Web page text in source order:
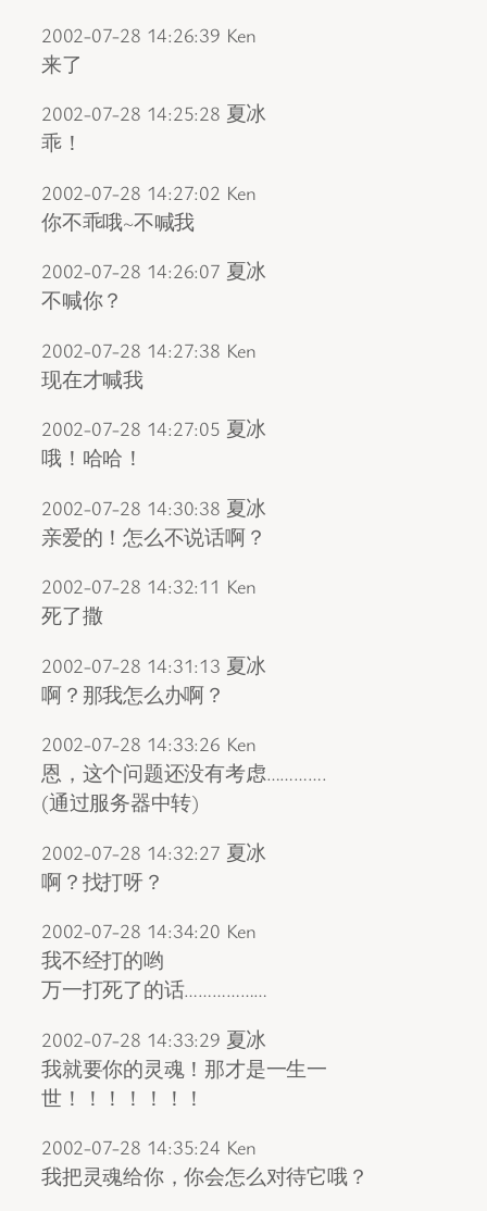
2002-07-28 14:26:39 Ken
来了
2002-07-28 14:25:28 夏冰
乖！
2002-07-28 14:27:02 Ken
你不乖哦~不喊我
2002-07-28 14:26:07 夏冰
不喊你？
2002-07-28 14:27:38 Ken
现在才喊我
2002-07-28 14:27:05 夏冰
哦！哈哈！
2002-07-28 14:30:38 夏冰
亲爱的！怎么不说话啊？
2002-07-28 14:32:11 Ken
死了撒
2002-07-28 14:31:13 夏冰
啊？那我怎么办啊？
2002-07-28 14:33:26 Ken
恩，这个问题还没有考虑………….
(通过服务器中转)
2002-07-28 14:32:27 夏冰
啊？找打呀？
2002-07-28 14:34:20 Ken
我不经打的哟
万一打死了的话………………
2002-07-28 14:33:29 夏冰
我就要你的灵魂！那才是一生一
世！！！！！！！
2002-07-28 14:35:24 Ken
我把灵魂给你，你会怎么对待它哦？